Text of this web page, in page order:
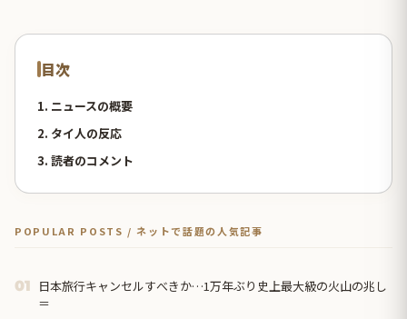
目次
1. ニュースの概要
2. タイ人の反応
3. 読者のコメント
POPULAR POSTS / ネットで話題の人気記事
01
日本旅行キャンセルすべきか…1万年ぶり史上最大級の火山の兆し
＝